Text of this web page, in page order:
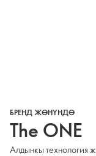
БРЕНД ЖӨНҮНДӨ
The ONE
Алдынкы технология